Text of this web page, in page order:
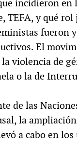
incidieron
TEFA, y qué
fueron
El
violencia de
o la de
de las
la
a cabo en